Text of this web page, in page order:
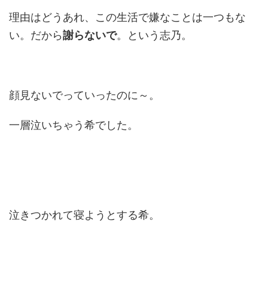
理由はどうあれ、この生活で嫌なことは一つもな
い。だから謝らないで。という志乃。
顔見ないでっていったのに～。
一層泣いちゃう希でした。
泣きつかれて寝ようとする希。